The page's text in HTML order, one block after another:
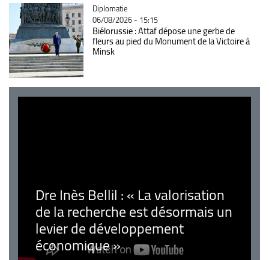
Catégorie
Diplomatie
06/08/2026 - 15:15
Biélorussie : Attaf dépose une gerbe de
fleurs au pied du Monument de la Victoire à
Minsk
Dre Inès Bellil : « La valorisation
de la recherche est désormais un
levier de développement
économique »